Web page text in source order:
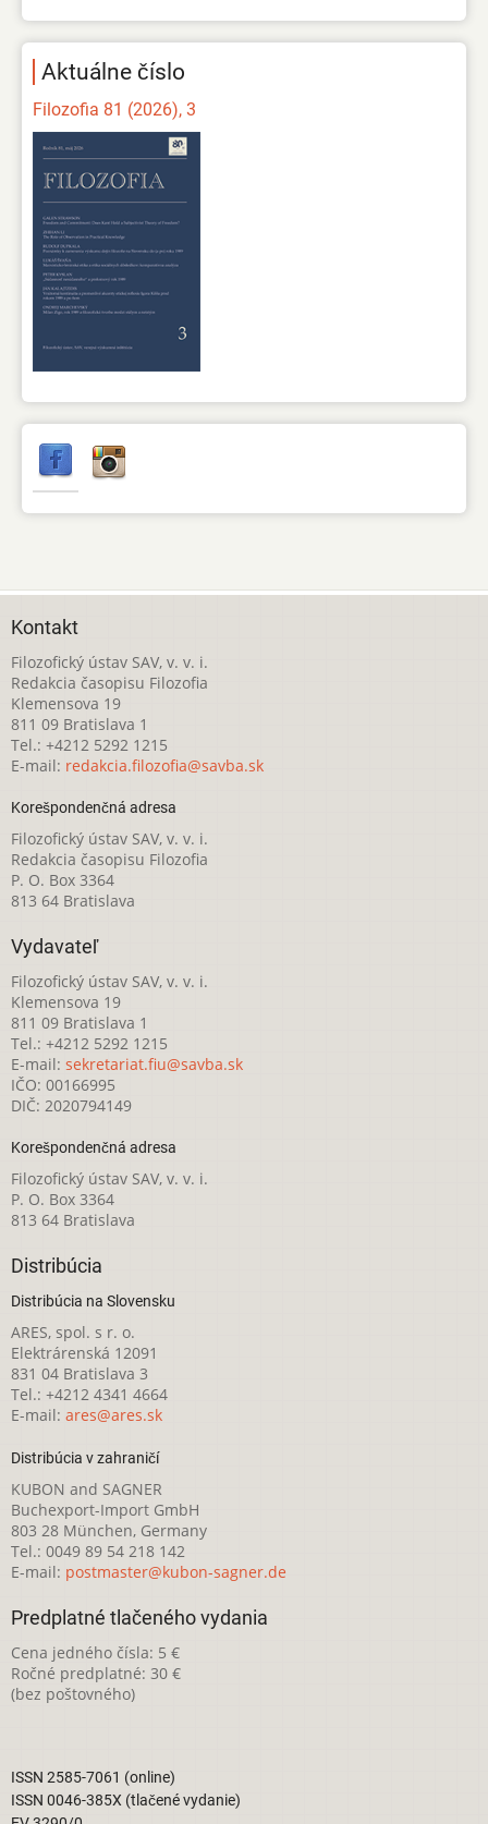
Aktuálne číslo
Filozofia 81 (2026), 3
Kontakt
Filozofický ústav SAV, v. v. i.
Redakcia časopisu Filozofia
Klemensova 19
811 09 Bratislava 1
Tel.: +4212 5292 1215
E-mail: redakcia.filozofia@savba.sk
Korešpondenčná adresa
Filozofický ústav SAV, v. v. i.
Redakcia časopisu Filozofia
P. O. Box 3364
813 64 Bratislava
Vydavateľ
Filozofický ústav SAV, v. v. i.
Klemensova 19
811 09 Bratislava 1
Tel.: +4212 5292 1215
E-mail: sekretariat.fiu@savba.sk
IČO: 00166995
DIČ: 2020794149
Korešpondenčná adresa
Filozofický ústav SAV, v. v. i.
P. O. Box 3364
813 64 Bratislava
Distribúcia
Distribúcia na Slovensku
ARES, spol. s r. o.
Elektrárenská 12091
831 04 Bratislava 3
Tel.: +4212 4341 4664
E-mail: ares@ares.sk
Distribúcia v zahraničí
KUBON and SAGNER
Buchexport-Import GmbH
803 28 München, Germany
Tel.: 0049 89 54 218 142
E-mail: postmaster@kubon-sagner.de
Predplatné tlačeného vydania
Cena jedného čísla: 5 €
Ročné predplatné: 30 €
(bez poštovného)
ISSN 2585-7061 (online)
ISSN 0046-385X (tlačené vydanie)